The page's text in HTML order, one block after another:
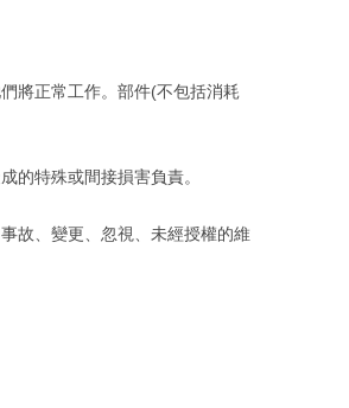
將正常工作。部件(不包括消耗
的特殊或間接損害負責。
故、變更、忽視、未經授權的維